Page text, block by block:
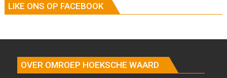
LIKE ONS OP FACEBOOK
OVER OMROEP HOEKSCHE WAARD